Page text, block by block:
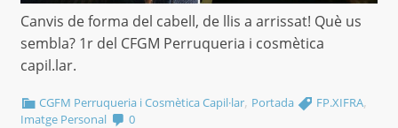
Canvis de forma del cabell, de llis a arrissat! Què us
sembla? 1r del CFGM Perruqueria i cosmètica
capil.lar.
CGFM Perruqueria i Cosmètica Capil·lar, Portada FP.XIFRA,
Imatge Personal 0